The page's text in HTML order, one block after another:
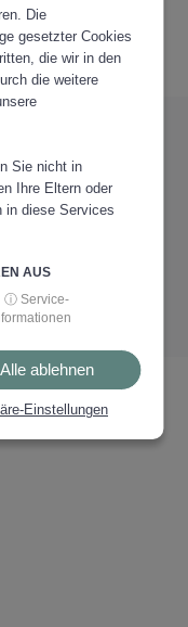
Die
gesetzter Cookies
die wir in den
die weitere
Sie nicht in
Ihre Eltern oder
in diese Services
AUS
ⓘ Service-
Alle ablehnen
Einstellungen